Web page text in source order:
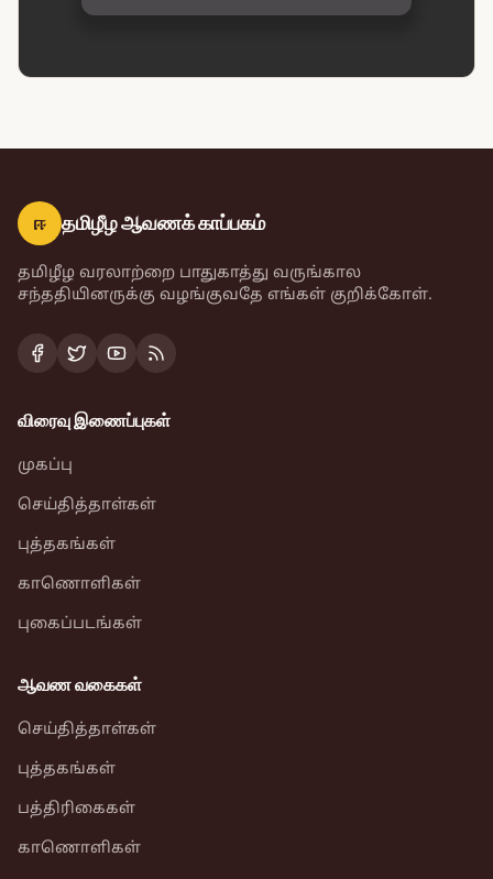
ஈ தமிழீழ ஆவணக் காப்பகம்
தமிழீழ வரலாற்றை பாதுகாத்து வருங்கால
சந்ததியினருக்கு வழங்குவதே எங்கள் குறிக்கோள்.
விரைவு இணைப்புகள்
முகப்பு
செய்தித்தாள்கள்
புத்தகங்கள்
காணொளிகள்
புகைப்படங்கள்
ஆவண வகைகள்
செய்தித்தாள்கள்
புத்தகங்கள்
பத்திரிகைகள்
காணொளிகள்